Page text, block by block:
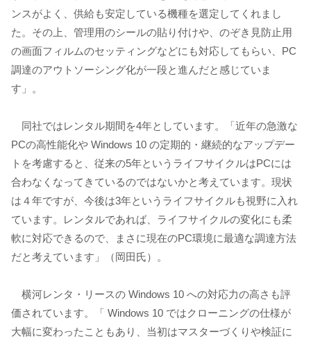
ンスがよく、供給も安定している機種を選定してくれまし
た。その上、管理用のシールの貼り付けや、のぞき見防止用
の画面フィルムのセッティングなどにも対応してもらい、PC
調達のアウトソーシング化が一段と進んだと感じていま
す」。
同社ではレンタル期間を4年としています。「近年の急激な
PCの高性能化や Windows 10 の定期的・継続的なアップデー
トを考慮すると、従来の5年というライフサイクルはPCには
合わなくなってきているのではないかと考えています。現状
は４年ですが、今後は3年というライフサイクルも視野に入れ
ています。レンタルであれば、ライフサイクルの変化にも柔
軟に対応できるので、まさに現在のPC環境に最適な調達方法
だと考えています」（岡田氏）。
横河レンタ・リースの Windows 10 への対応力の高さも評
価されています。「 Windows 10 ではクローニングの仕様が
大幅に変わったこともあり、当初はマスターづくりや検証に